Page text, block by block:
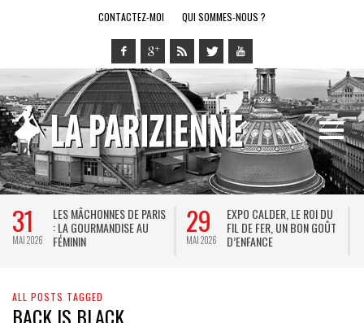
CONTACTEZ-MOI QUI SOMMES-NOUS ?
31
MAI 2026
LES MÂCHONNES DE PARIS
: LA GOURMANDISE AU
FÉMININ
29
MAI 2026
EXPO CALDER, LE ROI DU
FIL DE FER, UN BON GOÛT
D’ENFANCE
ALL POSTS TAGGED
BACK IS BLACK